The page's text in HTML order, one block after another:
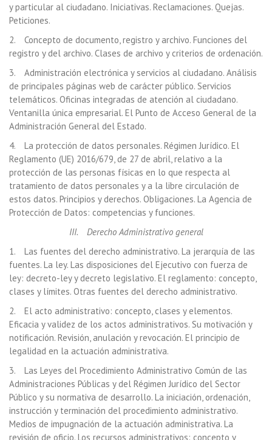
y particular al ciudadano. Iniciativas. Reclamaciones. Quejas.
Peticiones.
2. Concepto de documento, registro y archivo. Funciones del
registro y del archivo. Clases de archivo y criterios de ordenación.
3. Administración electrónica y servicios al ciudadano. Análisis
de principales páginas web de carácter público. Servicios
telemáticos. Oficinas integradas de atención al ciudadano.
Ventanilla única empresarial. El Punto de Acceso General de la
Administración General del Estado.
4. La protección de datos personales. Régimen Jurídico. El
Reglamento (UE) 2016/679, de 27 de abril, relativo a la
protección de las personas físicas en lo que respecta al
tratamiento de datos personales y a la libre circulación de
estos datos. Principios y derechos. Obligaciones. La Agencia de
Protección de Datos: competencias y funciones.
III. Derecho Administrativo general
1. Las fuentes del derecho administrativo. La jerarquía de las
fuentes. La ley. Las disposiciones del Ejecutivo con fuerza de
ley: decreto-ley y decreto legislativo. El reglamento: concepto,
clases y límites. Otras fuentes del derecho administrativo.
2. El acto administrativo: concepto, clases y elementos.
Eficacia y validez de los actos administrativos. Su motivación y
notificación. Revisión, anulación y revocación. El principio de
legalidad en la actuación administrativa.
3. Las Leyes del Procedimiento Administrativo Común de las
Administraciones Públicas y del Régimen Jurídico del Sector
Público y su normativa de desarrollo. La iniciación, ordenación,
instrucción y terminación del procedimiento administrativo.
Medios de impugnación de la actuación administrativa. La
revisión de oficio. Los recursos administrativos: concepto y